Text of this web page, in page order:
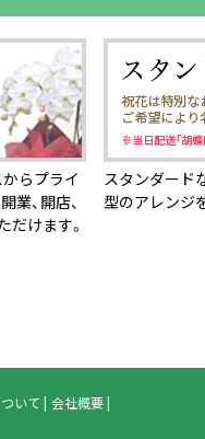
らプライ
、開店、
だけます。
スタンダード
型のアレンジ
いて
会社概要